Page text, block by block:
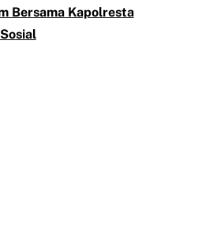
Bersama Kapolresta